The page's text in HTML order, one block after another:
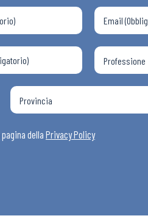
della Privacy Policy